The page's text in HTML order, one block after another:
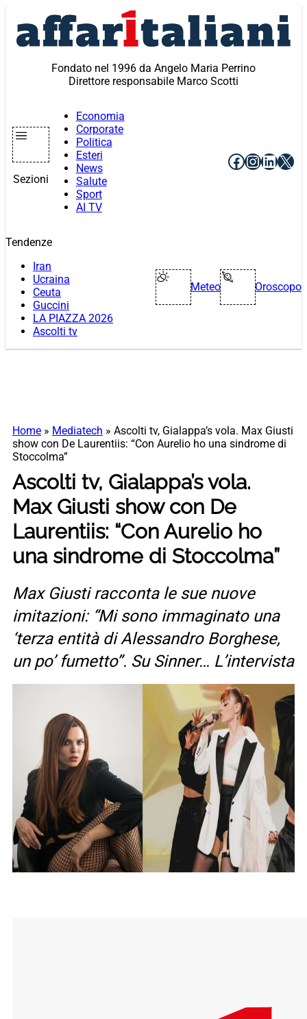
contenuto
Fondato nel 1996 da Angelo Maria Perrino
Direttore responsabile Marco Scotti
Sezioni
Economia
Corporate
Politica
Esteri
News
Salute
Sport
AI TV
Facebook
X
Tendenze
Iran
Ucraina
Ceuta
Guccini
LA PIAZZA 2026
Ascolti tv
Meteo Oroscopo
Home » Mediatech » Ascolti tv, Gialappa’s vola. Max Giusti
show con De Laurentiis: “Con Aurelio ho una sindrome di
Stoccolma”
Ascolti tv, Gialappa’s vola.
Max Giusti show con De
Laurentiis: “Con Aurelio ho
una sindrome di Stoccolma”
Max Giusti racconta le sue nuove
imitazioni: “Mi sono immaginato una
‘terza entità di Alessandro Borghese,
un po’ fumetto”. Su Sinner… L’intervista